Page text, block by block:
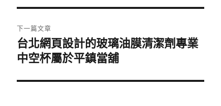
覽
文
章:
下一篇文章
下
一
文
台北網頁設計的玻璃油膜清潔劑專業
中空杯屬於平鎮當舖